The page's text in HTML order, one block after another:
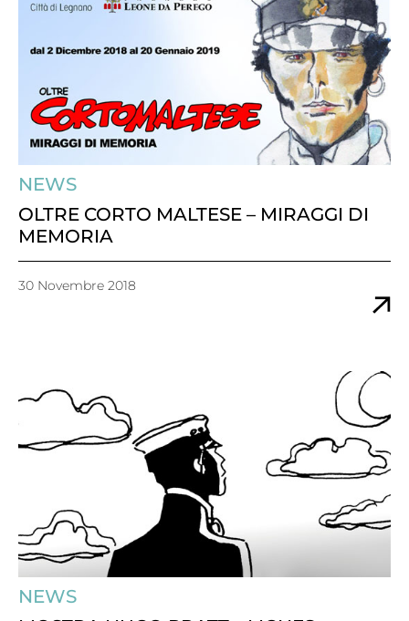
NEWS
OLTRE CORTO MALTESE – MIRAGGI DI
MEMORIA
30 Novembre 2018
NEWS